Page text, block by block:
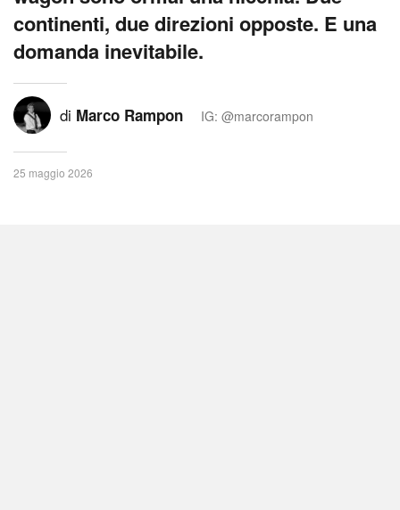
continenti, due direzioni opposte. E una
domanda inevitabile.
di Marco Rampon IG: @marcorampon
25 maggio 2026